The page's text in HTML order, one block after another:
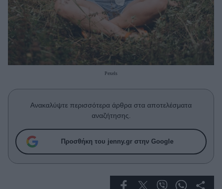
Real Women
Πρόσωπα
Celebrities
Συνεντεύξεις
True Stories
Ask the Guru
Ζώδια
Pexels
Ανακαλύψτε περισσότερα άρθρα στα αποτελέσματα
αναζήτησης.
Προσθήκη του jenny.gr στην Google